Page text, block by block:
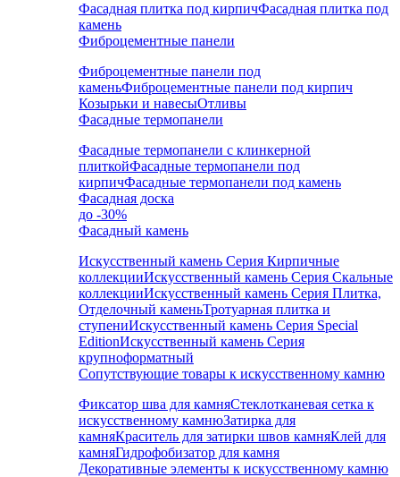
Фасадная плитка под кирпичФасадная плитка под
камень
Фиброцементные панели
Фиброцементные панели под
каменьФиброцементные панели под кирпич
Козырьки и навесыОтливы
Фасадные термопанели
Фасадные термопанели с клинкерной
плиткойФасадные термопанели под
кирпичФасадные термопанели под камень
Фасадная доска
до -30%
Фасадный камень
Искусственный камень Серия Кирпичные
коллекцииИскусственный камень Серия Скальные
коллекцииИскусственный камень Серия Плитка,
Отделочный каменьТротуарная плитка и
ступениИскусственный камень Серия Special
EditionИскусственный камень Серия
крупноформатный
Сопутствующие товары к искусственному камню
Фиксатор шва для камняСтеклотканевая сетка к
искусственному камнюЗатирка для
камняКраситель для затирки швов камняКлей для
камняГидрофобизатор для камня
Декоративные элементы к искусственному камню